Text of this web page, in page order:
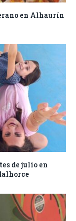
en Alhaurín
de julio en